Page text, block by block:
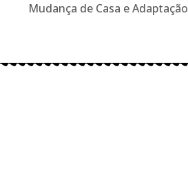
Mudança de Casa e Adaptação